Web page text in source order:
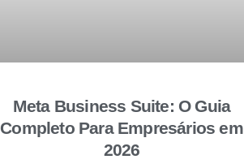
Meta Business Suite: O Guia
Completo Para Empresários em
2026